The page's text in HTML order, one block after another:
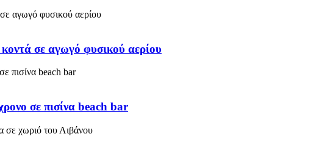
σε αγωγό φυσικού αερίου
σε πισίνα beach bar